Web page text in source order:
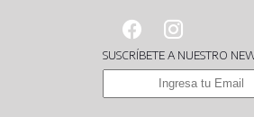
SUSCRÍBETE A NUESTRO